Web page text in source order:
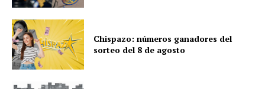
Chispazo: números ganadores del
sorteo del 8 de agosto